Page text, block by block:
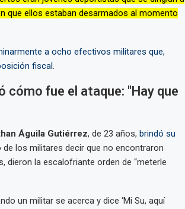
que ellos estaban desarmados al momento
a ocho efectivos militares que,
fiscal.
fue el ataque: "Hay que
Águila Gutiérrez, de 23 años, brindó su
los militares decir que no encontraron
dieron la escalofriante orden de “meterle
un militar se acerca y dice ‘Mi Su, aquí